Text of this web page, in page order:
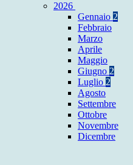
2026
Gennaio 2
Febbraio
Marzo
Aprile
Maggio
Giugno 2
Luglio 2
Agosto
Settembre
Ottobre
Novembre
Dicembre